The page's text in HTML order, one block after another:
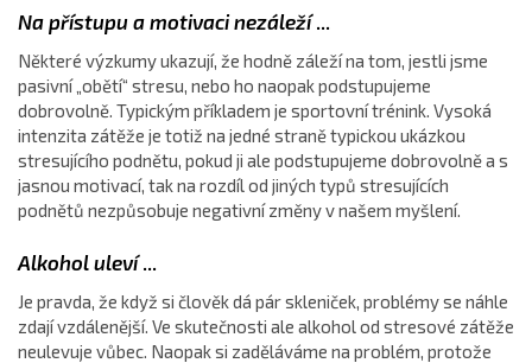
Na přístupu a motivaci nezáleží...
Některé výzkumy ukazují, že hodně záleží na tom, jestli jsme
pasivní „obětí“ stresu, nebo ho naopak podstupujeme
dobrovolně. Typickým příkladem je sportovní trénink. Vysoká
intenzita zátěže je totiž na jedné straně typickou ukázkou
stresujícího podnětu, pokud ji ale podstupujeme dobrovolně a s
jasnou motivací, tak na rozdíl od jiných typů stresujících
podnětů nezpůsobuje negativní změny v našem myšlení.
Alkohol uleví...
Je pravda, že když si člověk dá pár skleniček, problémy se náhle
zdají vzdálenější. Ve skutečnosti ale alkohol od stresové zátěže
neulevuje vůbec. Naopak si zaděláváme na problém, protože